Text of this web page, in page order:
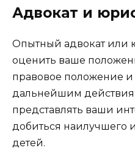
Адвокат и
Опытный адвокат или
оценить ваше
правовое положение
дальнейшим
представлять ваши
добиться наилучшего
детей.